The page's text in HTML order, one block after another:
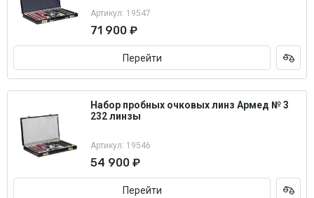
Артикул: 19547
71 900 ₽
Перейти
Набор пробных очковых линз Армед № 3
232 линзы
Артикул: 19546
54 900 ₽
Перейти